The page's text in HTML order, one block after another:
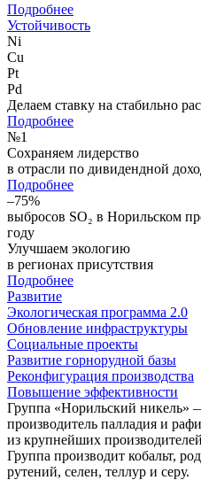
Подробнее
Устойчивость
Ni
Cu
Pt
Pd
Делаем ставку на стабильно
Подробнее
№1
Сохраняем лидерство
в отрасли по дивидендной
Подробнее
–75%
выбросов SO₂ в Норильском
году
Улучшаем экологию
в регионах присутствия
Подробнее
Развитие
Экологическая программа 2.0
Обновление инфраструктуры
Социальные проекты
Развитие горнорудной базы
Реконфигурация производства
Повышение эффективности
Группа «Норильский
производитель палладия и
из крупнейших
Группа производит кобальт,
рутений, селен, теллур и серу.